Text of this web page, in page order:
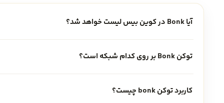
به عنوان قاتل شیبا اینو نیز شناخته می شود.
این توکن مبتنی بربلاکچین سولانا(SOL) بوده و پس از عرضه و منجر به افزایش
ساعت) شد.
خرید BONK
آیا Bonk در کوین بیس لیست خواهد شد؟
توکن Bonk بر روی کدام شبکه است؟
کاربرد توکن bonk چیست؟